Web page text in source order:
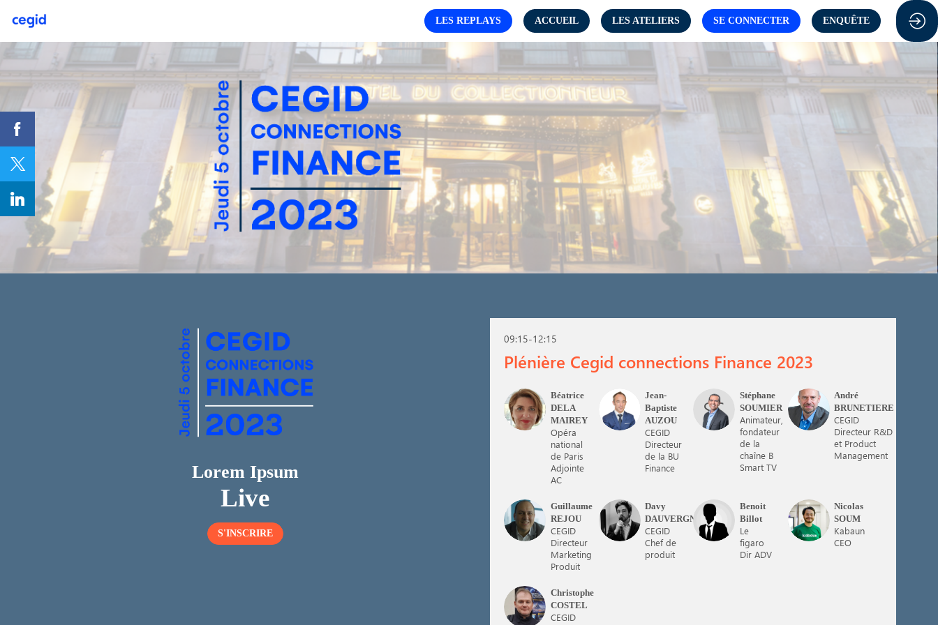
LES REPLAYS ACCUEIL LES ATELIERS SE CONNECTER ENQUÊTE
Lorem Ipsum
Live
S'INSCRIRE
09:15-12:15
Plénière Cegid connections Finance 2023
BDM Béatrice
DELA
MAIREY
Opéra
national
de Paris
Adjointe
AC
JA
Jean-
Baptiste
AUZOU
CEGID
Directeur
de la BU
Finance
SS
Stéphane
SOUMIER
Animateur,
fondateur
de la
chaîne B
Smart TV
AB
André
BRUNETIERE
CEGID
Directeur R&D
et Product
Management
GR
Guillaume
REJOU
CEGID
Directeur
Marketing
Produit
DD
Davy
DAUVERGNE
CEGID
Chef de
produit
BB
Benoit
Billot
Le
figaro
Dir ADV
NS
Nicolas
SOUM
Kabaun
CEO
CC
Christophe
COSTEL
CEGID